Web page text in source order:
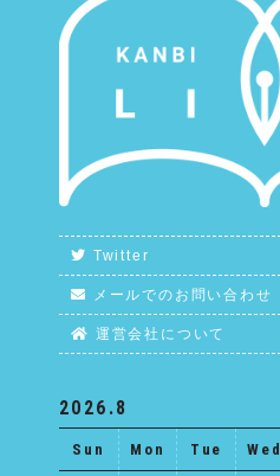
Twitter
メールでのお問い合わせ
運営会社について
2026.8
Sun Mon Tue Wed